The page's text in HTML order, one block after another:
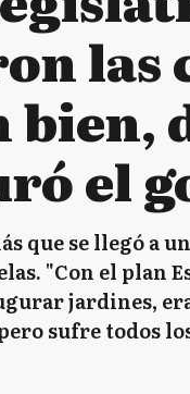
las
bien,
el
que se llegó a
"Con el plan
jardines,
sufre todos